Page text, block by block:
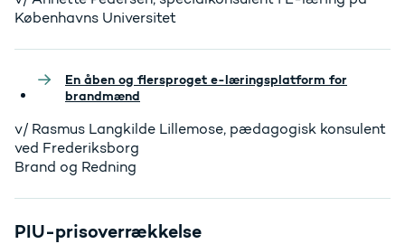
Københavns Universitet
En åben og flersproget e-læringsplatform for
brandmænd
v/ Rasmus Langkilde Lillemose, pædagogisk konsulent
ved Frederiksborg
Brand og Redning
PIU-prisoverrækkelse